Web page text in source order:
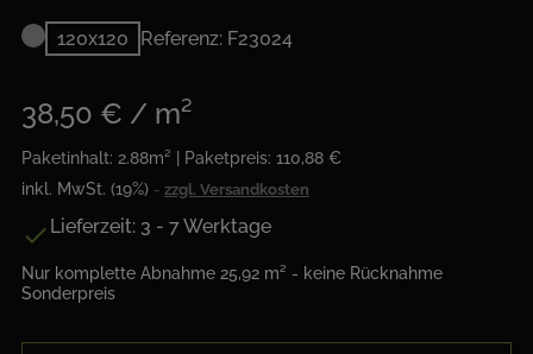
120x120 Referenz: F23024
38,50 € / m²
Paketinhalt: 2.88m² | Paketpreis: 110,88 €
inkl. MwSt. (19%)
zzgl. Versandkosten
 Lieferzeit: 3 - 7 Werktage
Nur komplette Abnahme 25,92 m² - keine Rücknahme
Sonderpreis